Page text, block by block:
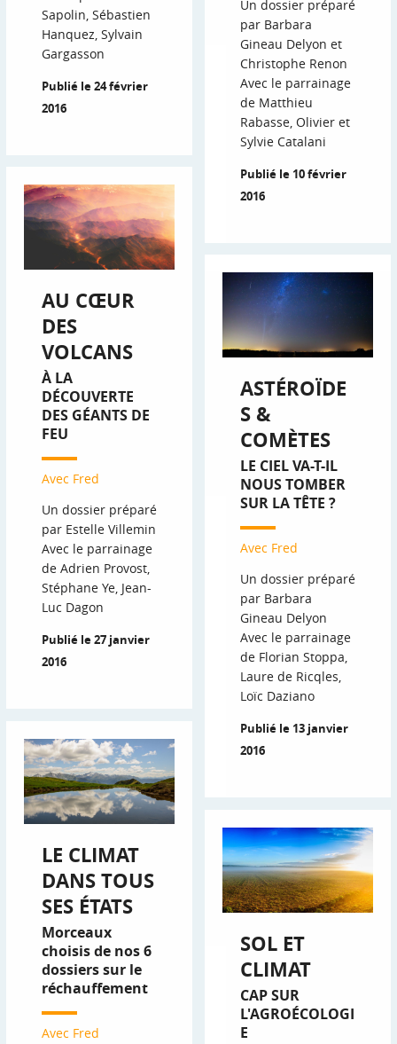
Sapolin, Sébastien
Hanquez, Sylvain
Gargasson
Publié le 24 février
2016
Un dossier préparé
par Barbara
Gineau Delyon et
Christophe Renon
Avec le parrainage
de Matthieu
Rabasse, Olivier et
Sylvie Catalani
Publié le 10 février
2016
AU CŒUR
DES
VOLCANS
À LA
DÉCOUVERTE
DES GÉANTS DE
FEU
Avec Fred
Un dossier préparé
par Estelle Villemin
Avec le parrainage
de Adrien Provost,
Stéphane Ye, Jean-
Luc Dagon
Publié le 27 janvier
2016
ASTÉROÏDE
S &
COMÈTES
LE CIEL VA-T-IL
NOUS TOMBER
SUR LA TÊTE ?
Avec Fred
Un dossier préparé
par Barbara
Gineau Delyon
Avec le parrainage
de Florian Stoppa,
Laure de Ricqles,
Loïc Daziano
Publié le 13 janvier
2016
LE CLIMAT
DANS TOUS
SES ÉTATS
Morceaux
choisis de nos 6
dossiers sur le
réchauffement
Avec Fred
SOL ET
CLIMAT
CAP SUR
L'AGROÉCOLOGI
E